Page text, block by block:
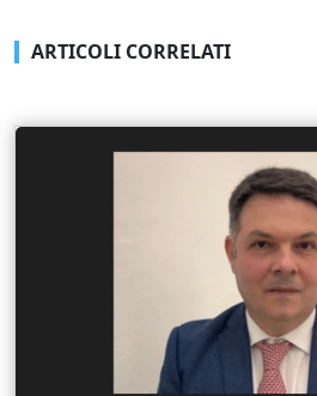
ARTICOLI CORRELATI